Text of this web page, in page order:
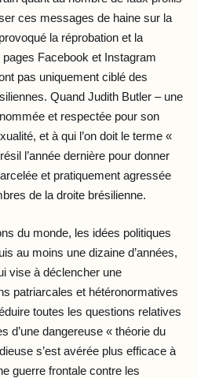
ces messages de haine sur la
la réprobation et la
Facebook et Instagram
pas uniquement ciblé des
Quand Judith Butler – une
et respectée pour son
et à qui l’on doit le terme «
l’année dernière pour donner
et pratiquement agressée
de la droite brésilienne.
du monde, les idées politiques
au moins une dizaine d’années,
vise à déclencher une
patriarcales et hétéronormatives
toutes les questions relatives
d’une dangereuse « théorie du
s’est avérée plus efficace à
guerre frontale contre les